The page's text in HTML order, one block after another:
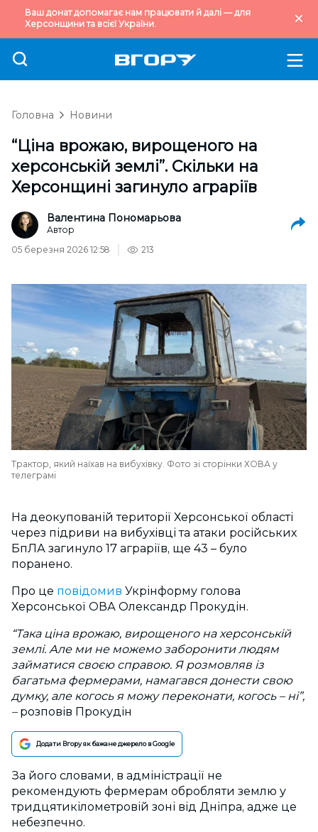
Ваш донат допомагає нам працювати й далі — для
Херсонщини та всієї України.
Головна Новини
“Ціна врожаю, вирощеного на
херсонській землі”. Скільки на
Херсонщині загинуло аграріїв
Валентина Пономарьова
Автор
05 березня 2026 12:58
213
Трактор, який наїхав на вибухівку. Фото зі сторінки ХОВА у
телеграмі
На деокупованій території Херсонської області
через підриви на вибухівці та атаки російських
БпЛА загинуло 17 аграріїв, ще 43 – було
поранено.
Про це повідомив Укрінформу голова
Херсонської ОВА Олександр Прокудін.
“Така ціна врожаю, вирощеного на херсонській
землі. Але ми не можемо заборонити людям
займатися своєю справою. Я розмовляв із
багатьма фермерами, намагався донести свою
думку, але когось я можу переконати, когось – ні”,
– розповів Прокудін
Додати Вгору як бажане джерело в Google
За його словами, в адміністрації не
рекомендують фермерам обробляти землю у
тридцятикілометровій зоні від Дніпра, адже це
небезпечно.